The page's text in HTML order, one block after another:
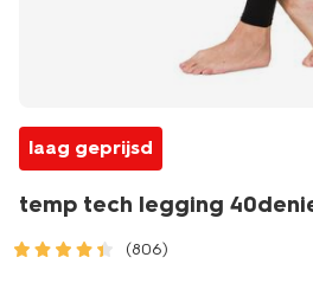
laag geprijsd
temp tech legging
(806)